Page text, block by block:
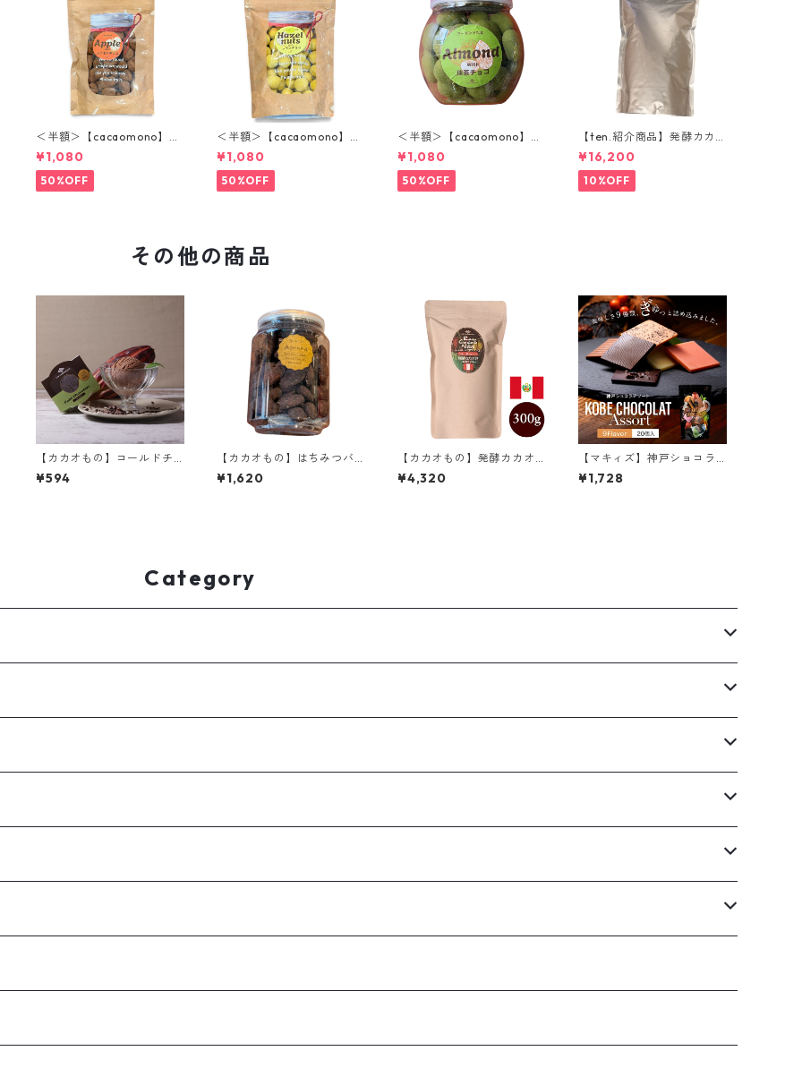
＜半額＞【cacaomono】ア
ップルシナモンチョコレー
ト
¥1,080
50%OFF
＜半額＞【cacaomono】ヘ
ーゼルナッツレモンチョコ
レート
¥1,080
50%OFF
＜半額＞【cacaomono】マ
ルコナホワイトチョコレー
ト（抹茶）
¥1,080
50%OFF
【ten.紹介商品】発酵カカオ
ニブ(ホール) 1kg ウガンダ産
低温仕込み発酵カカオ豆 ロ
ーカカオ豆 CACAOMONO
¥16,200
10%OFF
その他の商品
【カカオもの】コールドチ
ョコレート ペルービター6
5% オリジナルアイスクリー
¥594
【カカオもの】はちみつバ
ターアーモンド お酒にも合
うスイーツ
¥1,620
【カカオもの】発酵カカオ
ニブ(クラッシュ) 300g ペ
ルー産3種ブレンド 低温仕込
¥4,320
【マキィズ】神戸ショコラ
アソート20個入
¥1,728
Category